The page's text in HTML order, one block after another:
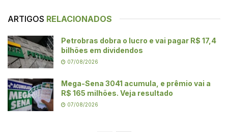
ARTIGOS RELACIONADOS
Petrobras dobra o lucro e vai pagar R$ 17,4
bilhões em dividendos
07/08/2026
Mega-Sena 3041 acumula, e prêmio vai a
R$ 165 milhões. Veja resultado
07/08/2026